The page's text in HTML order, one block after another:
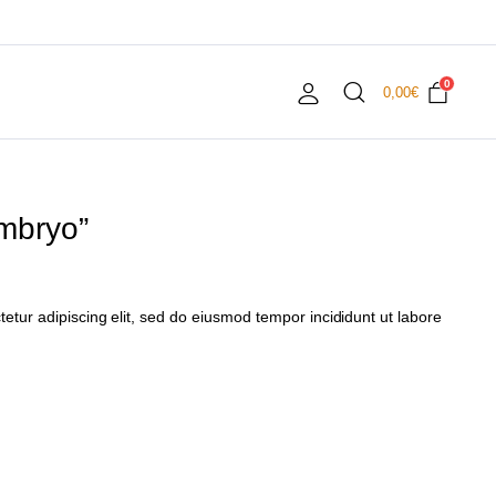
0,00€
0
adipiscing elit, sed do eiusmod tempor incididunt ut labore